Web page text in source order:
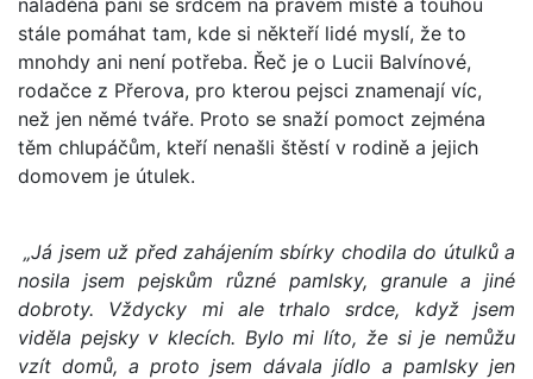
stále pomáhat tam, kde si někteří lidé myslí, že to
mnohdy ani není potřeba. Řeč je o Lucii Balvínové,
rodačce z Přerova, pro kterou pejsci znamenají víc,
než jen němé tváře. Proto se snaží pomoct zejména
těm chlupáčům, kteří nenašli štěstí v rodině a jejich
domovem je útulek.
„Já jsem už před zahájením sbírky chodila do útulků a
nosila jsem pejskům různé pamlsky, granule a jiné
dobroty. Vždycky mi ale trhalo srdce, když jsem
viděla pejsky v klecích. Bylo mi líto, že si je nemůžu
vzít domů, a proto jsem dávala jídlo a pamlsky jen